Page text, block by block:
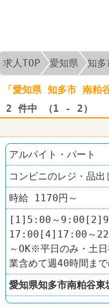
求人TOP 愛知県 知多
「愛知県 知多市 南粕
2 件中 （1 - 2）
アルバイト・パート
コンビニのレジ・品出
時給 1170円～
[1]5:00～
17:00[4]17:00～
～OK※平日のみ・土
業含めて週40時間ま
愛知県知多市南粕谷東